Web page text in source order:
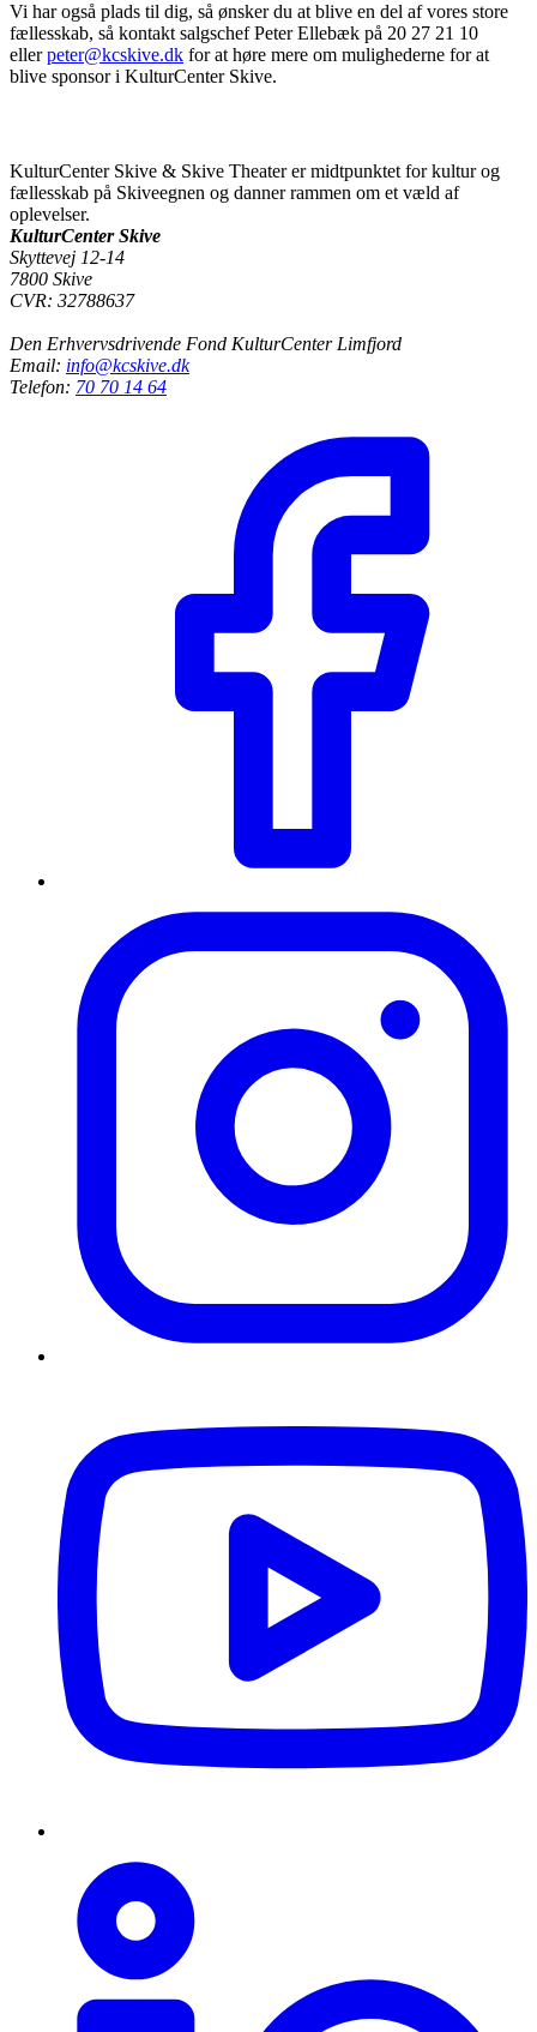
Vi har også plads til dig, så ønsker du at blive en del af vores store
fællesskab, så kontakt salgschef Peter Ellebæk på 20 27 21 10
ellerpeter@kcskive.dk for at høre mere om mulighederne for at
blive sponsor i KulturCenter Skive.
KulturCenter Skive & Skive Theater er midtpunktet for kultur og
fællesskab på Skiveegnen og danner rammen om et væld af
oplevelser.
KulturCenter Skive
Skyttevej 12-14
7800 Skive
CVR: 32788637
Den Erhvervsdrivende Fond KulturCenter Limfjord
Email: info@kcskive.dk
Telefon: 70 70 14 64